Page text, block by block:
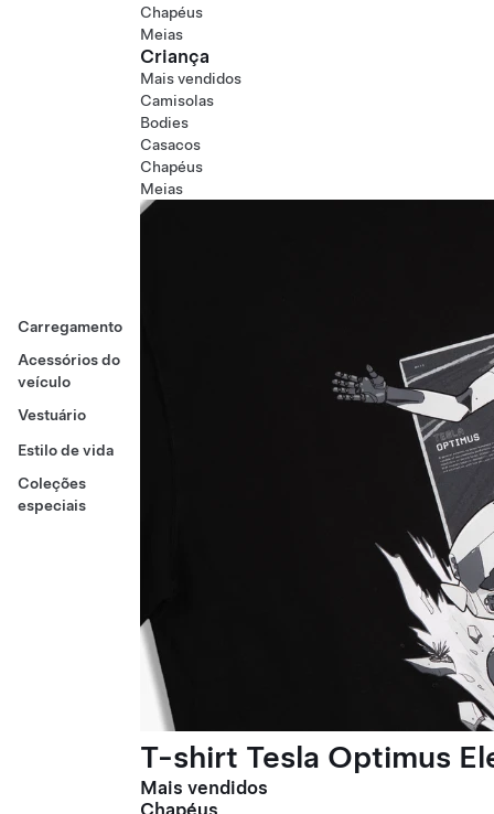
Carregamento
Acessórios do
veículo
Vestuário
Estilo de vida
Coleções
especiais
Chapéus
Meias
Criança
Mais vendidos
Camisolas
Bodies
Casacos
Chapéus
Meias
T-shirt Tesla Optimus
Mais vendidos
Chapéus